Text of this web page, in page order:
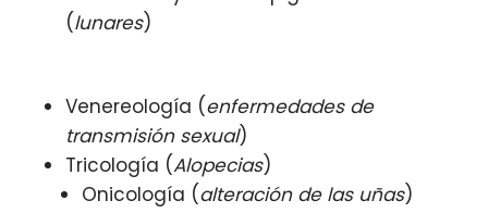
(lunares)
Venereología (enfermedades de
transmisión sexual)
Tricología (Alopecias)
Onicología (alteración de las uñas)